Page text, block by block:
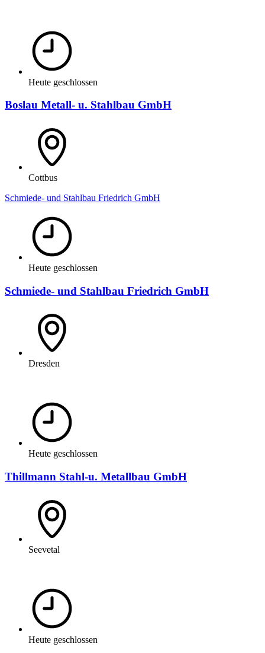
Heute geschlossen
Boslau Metall- u. Stahlbau GmbH
Cottbus
Schmiede- und Stahlbau Friedrich GmbH
Heute geschlossen
Schmiede- und Stahlbau Friedrich GmbH
Dresden
Heute geschlossen
Thillmann Stahl-u. Metallbau GmbH
Seevetal
Heute geschlossen